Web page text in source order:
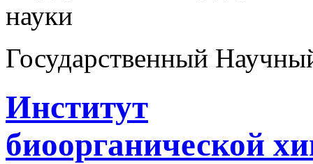
науки
Государственный
Институт
биоорганической